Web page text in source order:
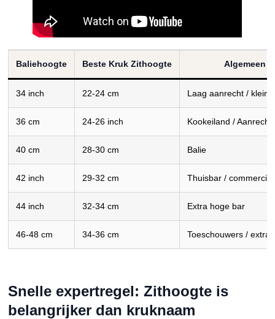
Baliehoogte Beste Kruk Zithoogte Algemeen
34 inch 22-24 cm Laag aanrecht / klein
36 cm 24-26 inch Kookeiland / Aanrecht
40 cm 28-30 cm Balie
42 inch 29-32 cm Thuisbar /
44 inch 32-34 cm Extra hoge bar
46-48 cm 34-36 cm Toeschouwers / extra
Snelle expertregel: Zithoogte is
belangrijker dan kruknaam